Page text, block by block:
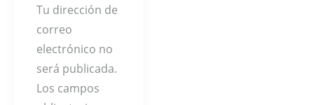
Tu dirección de
correo
electrónico no
será publicada.
Los campos